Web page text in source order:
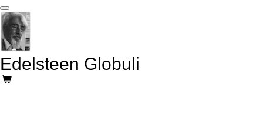
Ga
direct
naar
de
hoofdinhoud
Edelsteen Globuli